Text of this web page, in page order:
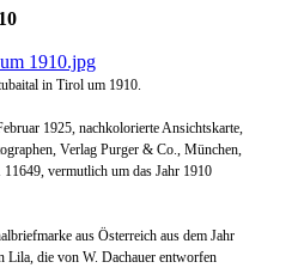
in Tirol um 1910.
1925, nachkolorierte Ansichtskarte,
Verlag Purger & Co., München,
vermutlich um das Jahr 1910
aus Österreich aus dem Jahr
Lila, die von W. Dachauer entworfen